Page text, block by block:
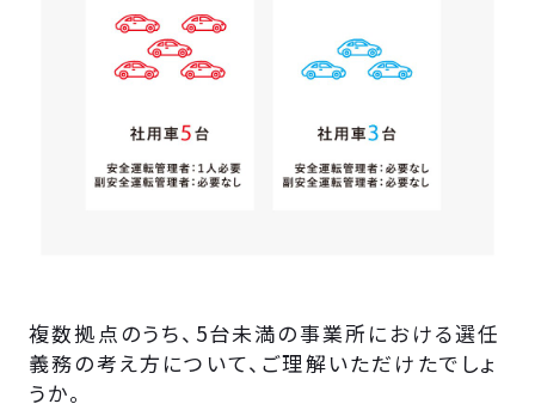
複数拠点のうち、5台未満の事業所における選任
義務の考え方について、ご理解いただけたでしょ
うか。